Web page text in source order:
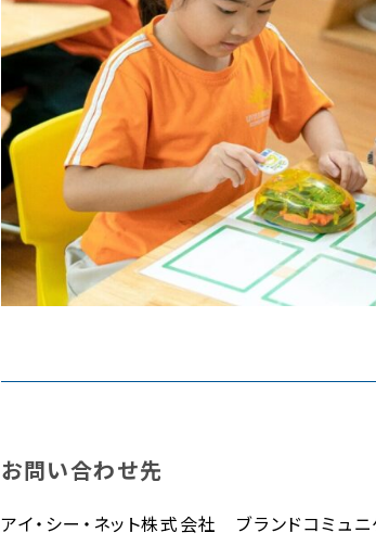
お問い合わせ先
アイ・シー・ネット株式会社 ブランドコミュ